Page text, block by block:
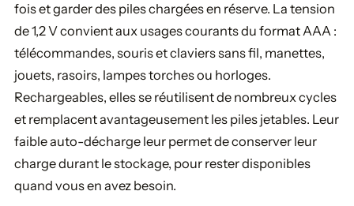
fois et garder des piles chargées en réserve. La tension
de 1,2 V convient aux usages courants du format AAA :
télécommandes, souris et claviers sans fil, manettes,
jouets, rasoirs, lampes torches ou horloges.
Rechargeables, elles se réutilisent de nombreux cycles
et remplacent avantageusement les piles jetables. Leur
faible auto-décharge leur permet de conserver leur
charge durant le stockage, pour rester disponibles
quand vous en avez besoin.